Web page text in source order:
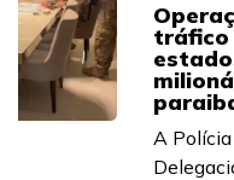
tráfico
A